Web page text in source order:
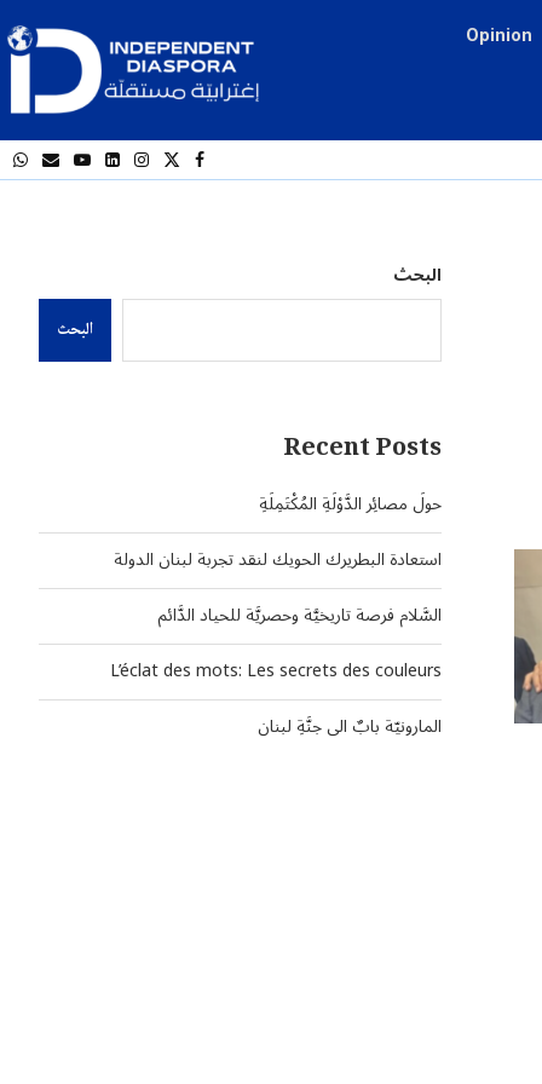
Opinion
البحث
البحث
Recent Posts
حولَ مصائِر الدَّوْلَةِ المُكْتَمِلَةِ
استعادة البطريرك الحويك لنقد تجربة لبنان الدولة
السَّلام فرصة تاريخيَّة وحصريَّة للحياد الدَّائم
L’éclat des mots: Les secrets des couleurs
المارونيّة بابٌ الى جنَّةِ لبنان